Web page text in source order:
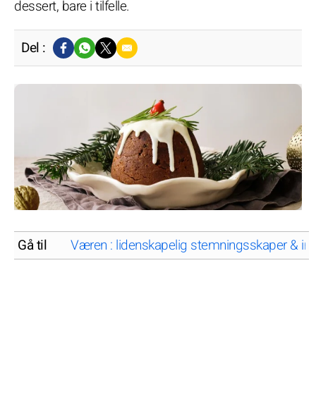
dessert, bare i tilfelle.
Del :
Gå til Væren : lidenskapelig stemningsskaper &